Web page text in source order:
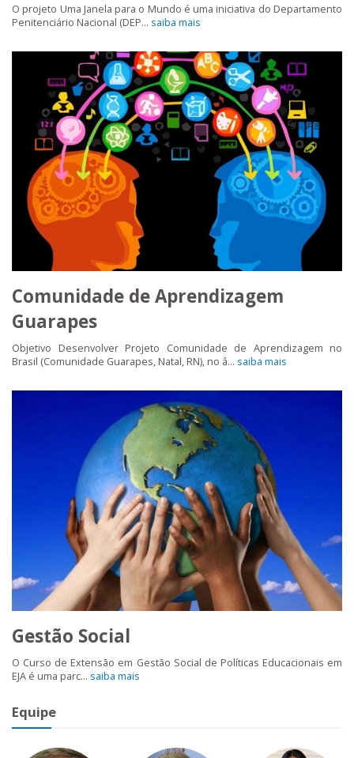
O projeto Uma Janela para o Mundo é uma iniciativa do Departamento
Penitenciário Nacional (DEP... saiba mais
Comunidade de Aprendizagem
Guarapes
Objetivo Desenvolver Projeto Comunidade de Aprendizagem no
Brasil (Comunidade Guarapes, Natal, RN), no â... saiba mais
Gestão Social
O Curso de Extensão em Gestão Social de Políticas Educacionais em
EJA é uma parc... saiba mais
Equipe